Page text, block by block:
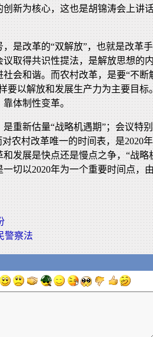
新为核心，这也是胡锦涛会上讲
是改革的“双解放”，也就是改革
取得共识性提法，是解放思想的
会和谐。而农村改革，是要“不断
要以解放和发展生产力为主要目标
体制性变革。
重新估量“战略机遇期”；会议特
农村改革唯一的时间表，是2020
发展是快点还是慢点之争，“战略
切以2020年为一个重要时间点，
警察法